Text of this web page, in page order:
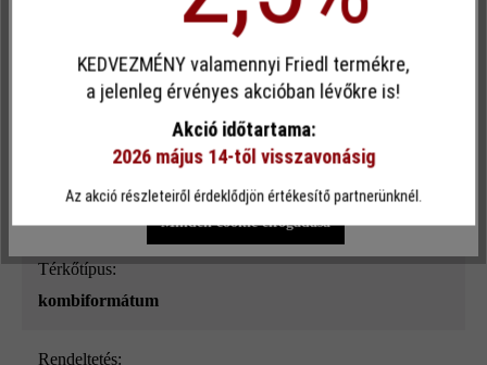
ezüstszürke nüansz-árnyalt
Terhelhetőség:
szgk-használat 3,5 t-ig csekély forgalommal
Térkőtípus:
kombiformátum
Rendeltetés:
Egyéni cookie elfogadása
Ez a webhely cookie-kat használ, hogy a lehető legjobb
funkcionalitást kínálja Önnek...További információ
Csak funkcionális cookie elfogadása
Minden cookie elfogadása
KEDVEZMÉNY valamennyi Friedl termékre,
a jelenleg érvényes akcióban lévőkre is!
Akció időtartama:
2026 május 14-től visszavonásig
Az akció részleteiről érdeklődjön értékesítő partnerünknél.